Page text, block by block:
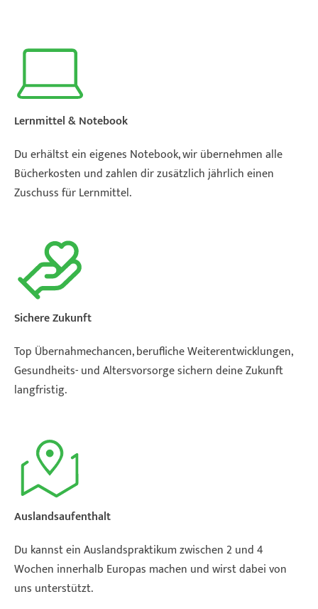
Lernmittel & Notebook
Du erhältst ein eigenes Notebook, wir übernehmen alle
Bücherkosten und zahlen dir zusätzlich jährlich einen
Zuschuss für Lernmittel.
Sichere Zukunft
Top Übernahmechancen, berufliche Weiterentwicklungen,
Gesundheits- und Altersvorsorge sichern deine Zukunft
langfristig.
Auslandsaufenthalt
Du kannst ein Auslandspraktikum zwischen 2 und 4
Wochen innerhalb Europas machen und wirst dabei von
uns unterstützt.